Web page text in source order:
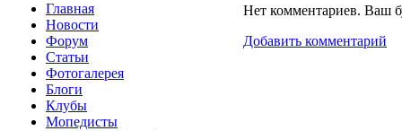
Главная
Новости
Форум
Статьи
Фотогалерея
Блоги
Клубы
Мопедисты
Нет комментариев. Ваш
Добавить комментарий